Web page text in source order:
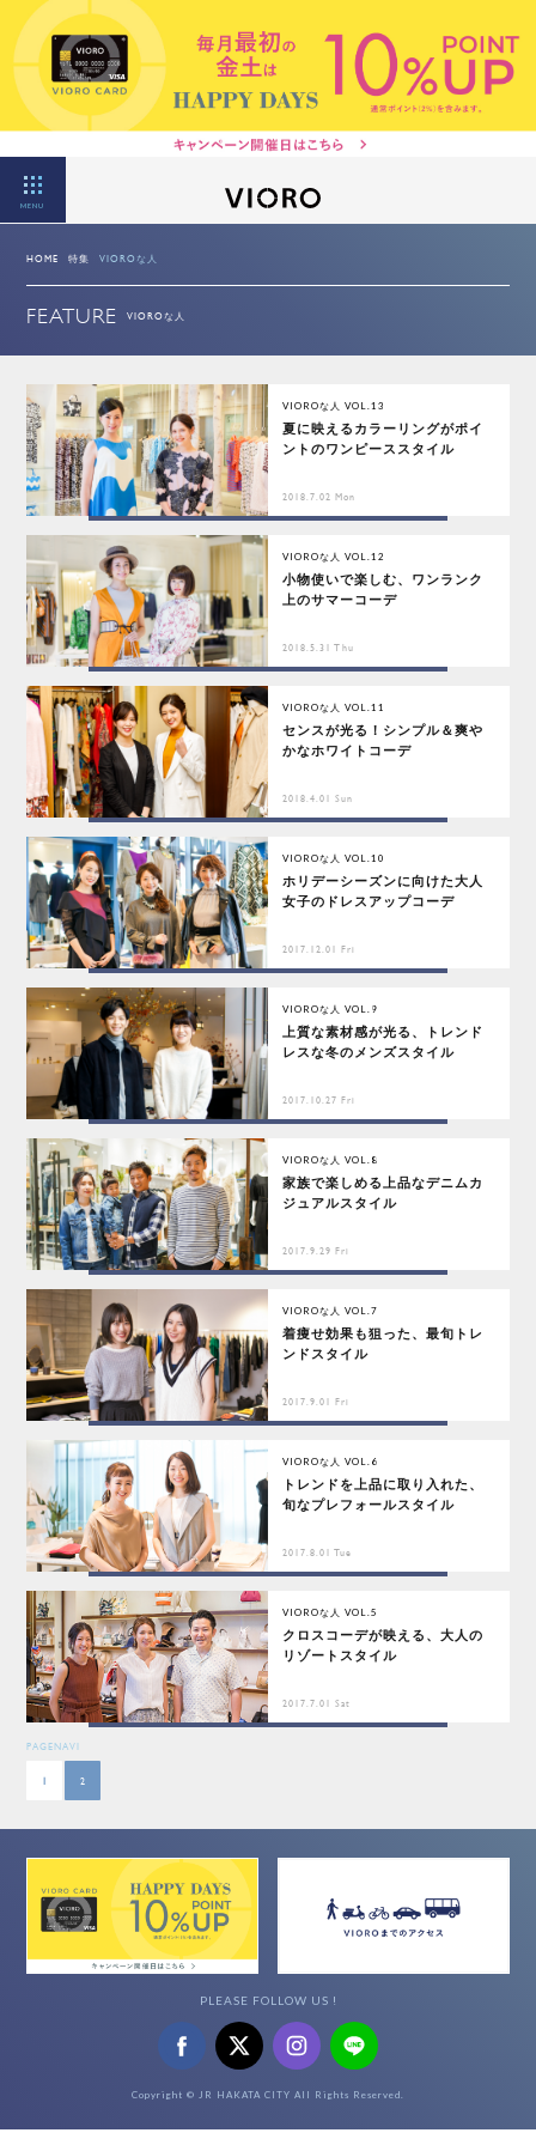
MENU
HOME 特集 VIOROな人
FEATURE VIOROな人
VIOROな人 VOL.13
夏に映えるカラーリングがポイ
ントのワンピーススタイル
2018.7.02 Mon
VIOROな人 VOL.12
小物使いで楽しむ、ワンランク
上のサマーコーデ
2018.5.31 Thu
VIOROな人 VOL.11
センスが光る！シンプル＆爽や
かなホワイトコーデ
2018.4.01 Sun
VIOROな人 VOL.10
ホリデーシーズンに向けた大人
女子のドレスアップコーデ
2017.12.01 Fri
VIOROな人 VOL.9
上質な素材感が光る、トレンド
レスな冬のメンズスタイル
2017.10.27 Fri
VIOROな人 VOL.8
家族で楽しめる上品なデニムカ
ジュアルスタイル
2017.9.29 Fri
VIOROな人 VOL.7
着痩せ効果も狙った、最旬トレ
ンドスタイル
2017.9.01 Fri
VIOROな人 VOL.6
トレンドを上品に取り入れた、
旬なプレフォールスタイル
2017.8.01 Tue
VIOROな人 VOL.5
クロスコーデが映える、大人の
リゾートスタイル
2017.7.01 Sat
PAGENAVI
1 2
PLEASE FOLLOW US !
Copyright © JR HAKATA CITY All Rights Reserved.